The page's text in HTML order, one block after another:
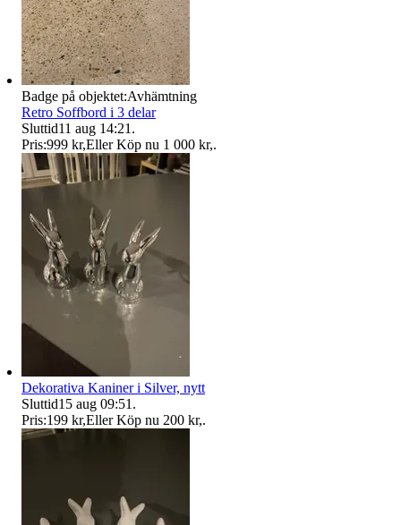
Badge på objektet:Avhämtning
Retro Soffbord i 3 delar
Sluttid11 aug 14:21 .
Pris:999 kr,Eller Köp nu 1 000 kr,.
Dekorativa Kaniner i Silver, nytt
Sluttid15 aug 09:51 .
Pris:199 kr,Eller Köp nu 200 kr,.